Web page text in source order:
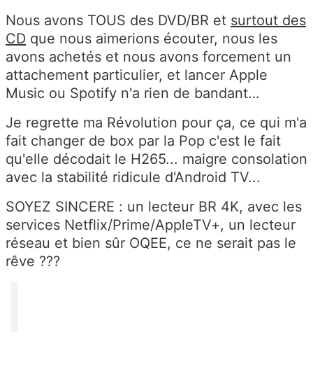
Nous avons TOUS des DVD/BR et surtout des
CD que nous aimerions écouter, nous les
avons achetés et nous avons forcement un
attachement particulier, et lancer Apple
Music ou Spotify n'a rien de bandant…
Je regrette ma Révolution pour ça, ce qui m'a
fait changer de box par la Pop c'est le fait
qu'elle décodait le H265... maigre consolation
avec la stabilité ridicule d'Android TV...
SOYEZ SINCERE : un lecteur BR 4K, avec les
services Netflix/Prime/AppleTV+, un lecteur
réseau et bien sûr OQEE, ce ne serait pas le
rêve ???